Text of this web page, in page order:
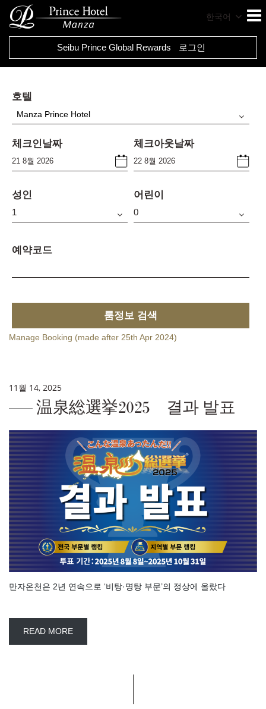
한국어
Seibu Prince Global Rewards 로그인
호텔
Manza Prince Hotel
체크인날짜 체크아웃날짜
성인 어린이
예약코드
룸정보 검색
Manage Booking (made after 25th Apr 2024)
11월 14, 2025
温泉総選挙2025 결과 발표
만자온천은 2년 연속으로 ‘비탕·명탕 부문’의 정상에 올랐다
READ MORE